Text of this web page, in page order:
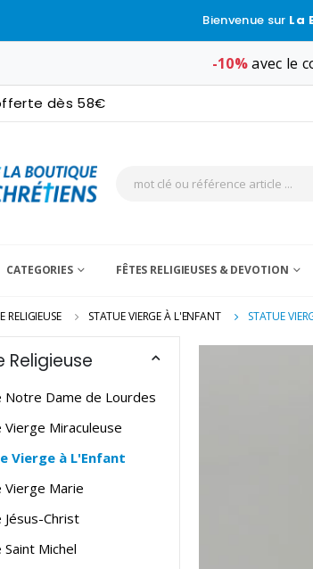
Bienvenue sur La
-10%avec le
dès 58€
CATEGORIES FÊTES RELIGIEUSES & DEVOTION
RELIGIEUSE STATUE VIERGE À L'ENFANT STATUE
Religieuse
Notre Dame de Lourdes
Vierge Miraculeuse
Vierge à L'Enfant
Vierge Marie
Jésus-Christ
Michel